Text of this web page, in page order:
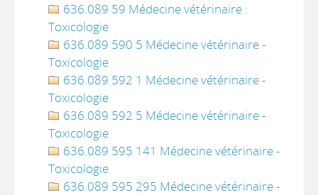
636.089 59 Médecine vétérinaire :
Toxicologie
636.089 590 5 Médecine vétérinaire -
Toxicologie
636.089 592 1 Médecine vétérinaire -
Toxicologie
636.089 592 5 Médecine vétérinaire -
Toxicologie
636.089 595 141 Médecine vétérinaire -
Toxicologie
636.089 595 295 Médecine vétérinaire -